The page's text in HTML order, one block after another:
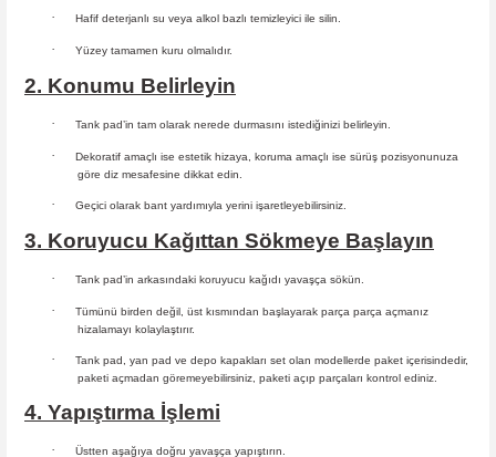
· Hafif deterjanlı su veya alkol bazlı temizleyici ile silin.
· Yüzey tamamen kuru olmalıdır.
2. Konumu Belirleyin
· Tank pad’in tam olarak nerede durmasını istediğinizi belirleyin.
· Dekoratif amaçlı ise estetik hizaya, koruma amaçlı ise sürüş pozisyonunuza
göre diz mesafesine dikkat edin.
· Geçici olarak bant yardımıyla yerini işaretleyebilirsiniz.
3. Koruyucu Kağıttan Sökmeye Başlayın
· Tank pad’in arkasındaki koruyucu kağıdı yavaşça sökün.
·
Tümünü birden değil, üst kısmından başlayarak parça parça açmanız
hizalamayı kolaylaştırır.
·
Tank pad, yan pad ve depo kapakları set olan modellerde paket içerisindedir,
paketi açmadan göremeyebilirsiniz, paketi açıp parçaları kontrol ediniz.
4. Yapıştırma İşlemi
· Üstten aşağıya doğru yavaşça yapıştırın.